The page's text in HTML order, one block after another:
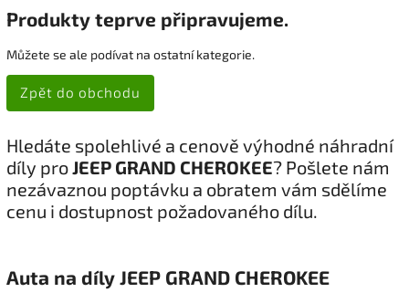
Produkty teprve připravujeme.
Můžete se ale podívat na ostatní kategorie.
Zpět do obchodu
Hledáte spolehlivé a cenově výhodné náhradní
díly proJEEP GRAND CHEROKEE? Pošlete nám
nezávaznou poptávku a obratem vám sdělíme
cenu i dostupnost požadovaného dílu.
Auta na díly JEEP GRAND CHEROKEE